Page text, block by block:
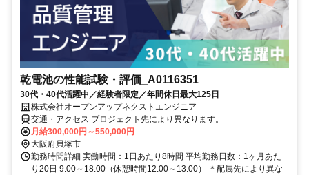
乾電池の性能試験・評価_A0116351
30代・40代活躍中／経験者限定／年間休日最大125日
株式会社オープンアップネクストエンジニア
交通・アクセス プロジェクト先により異なります。
月給300,000円～550,000円
大阪府貝塚市
勤務時間詳細 実働時間：1日あたり8時間 平均勤務日数：1ヶ月あた
り20日 9:00～18:00（休憩時間12:00～13:00） ＊配属先により異な